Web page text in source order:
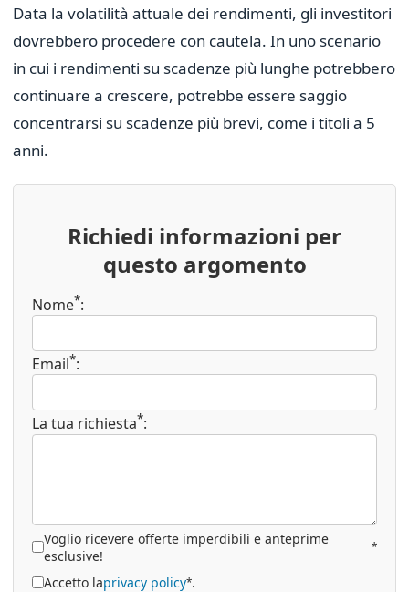
Data la volatilità attuale dei rendimenti, gli investitori
dovrebbero procedere con cautela. In uno scenario
in cui i rendimenti su scadenze più lunghe potrebbero
continuare a crescere, potrebbe essere saggio
concentrarsi su scadenze più brevi, come i titoli a 5
anni.
Richiedi informazioni per
questo argomento
Nome*:
Email*:
La tua richiesta*:
Voglio ricevere offerte imperdibili e anteprime
esclusive!
*
Accetto laprivacy policy*.